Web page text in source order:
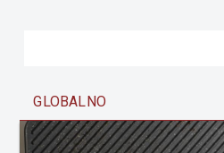
GLOBALNO